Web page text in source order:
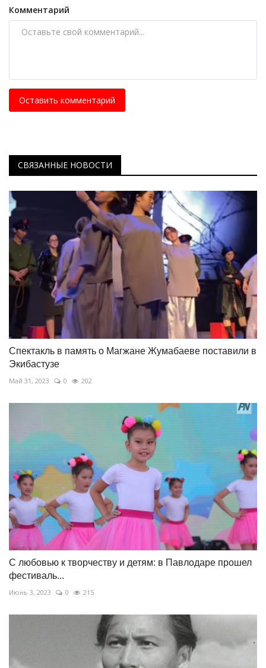
Комментарий
Оставить комментарий
СВЯЗАННЫЕ НОВОСТИ
Спектакль в память о Магжане Жумабаеве поставили в
Экибастузе
Май 31, 2023 0 202
С любовью к творчеству и детям: в Павлодаре прошел
фестиваль...
Июнь 3, 2023 0 215